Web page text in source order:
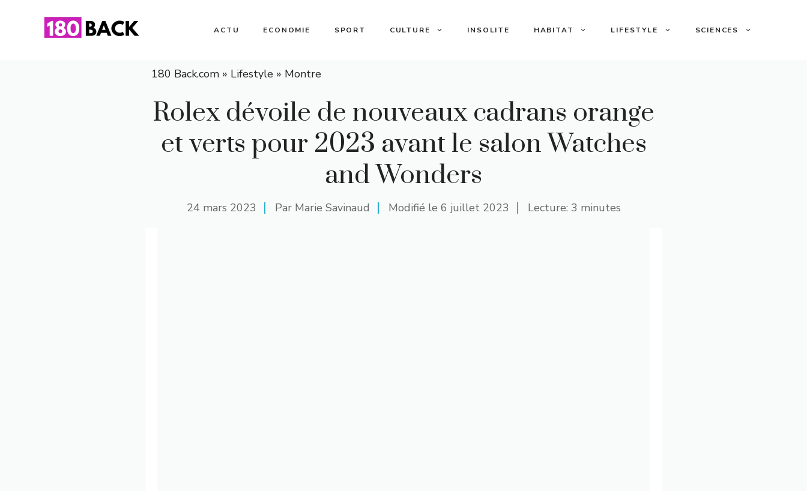
ACTU ECONOMIE SPORT CULTURE INSOLITE HABITAT LIFESTYLE SCIENCES
180 Back.com » Lifestyle » Montre
Rolex dévoile de nouveaux cadrans orange
et verts pour 2023 avant le salon Watches
and Wonders
24 mars 2023 Par Marie Savinaud Modifié le 6 juillet 2023 Lecture: 3 minutes